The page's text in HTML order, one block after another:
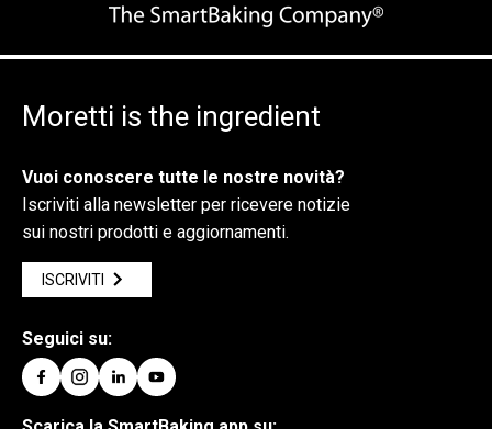
Moretti is the ingredient
Vuoi conoscere tutte le nostre novità?
Iscriviti alla newsletter per ricevere notizie
sui nostri prodotti e aggiornamenti.
ISCRIVITI
Seguici su: